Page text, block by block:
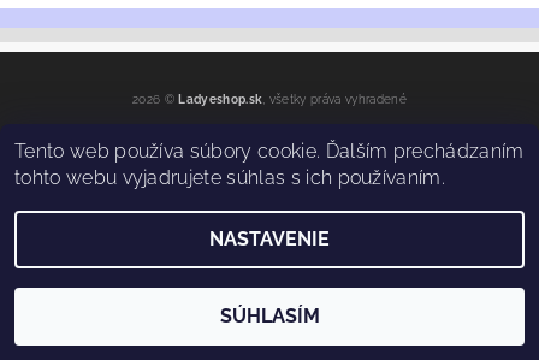
2026 © Ladyeshop.sk , všetky práva vyhradené
Vytvoril Shoptet
Tento web používa súbory cookie. Ďalším prechádzaním
tohto webu vyjadrujete súhlas s ich používaním.
NASTAVENIE
SÚHLASÍM